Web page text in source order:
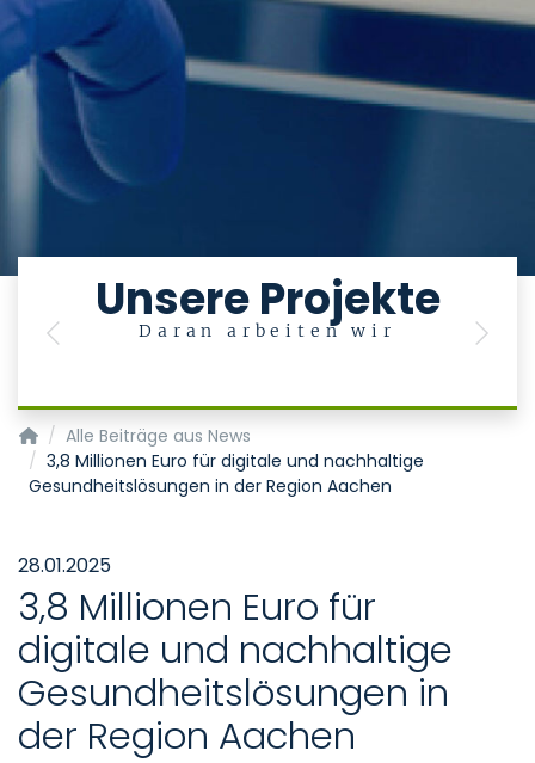
Unsere Projekte
Daran arbeiten wir
Previous Next
Innovationszentrum Digitale Medizin
Alle Beiträge aus News
3,8 Millionen Euro für digitale und nachhaltige
Gesundheitslösungen in der Region Aachen
28.01.2025
3,8 Millionen Euro für
digitale und nachhaltige
Gesundheitslösungen in
der Region Aachen